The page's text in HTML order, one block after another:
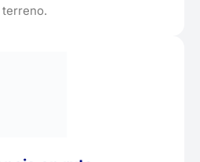
terreno.